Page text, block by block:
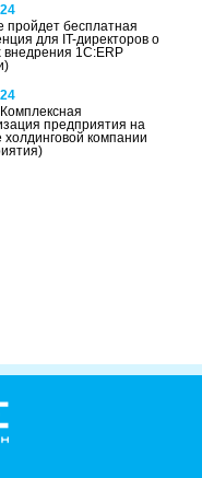
пройдет бесплатная
для IT-директоров о
внедрения 1С:ERP
предприятия на
компании